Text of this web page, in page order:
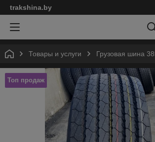
trakshina.by
Товары и услуги Грузовая шина
Топ продаж